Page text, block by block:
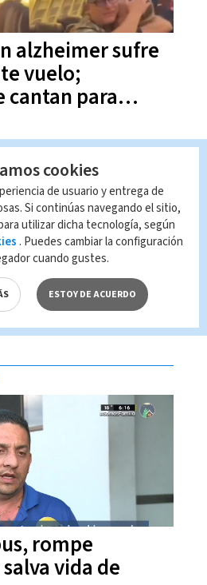
alzheimer sufre
vuelo;
cantan para
rompe
vida de
cookies
de usuario y entrega de
Si continúas navegando el sitio,
utilizar dicha tecnología, según
. Puedes cambiar la configuración
cuando gustes.
ESTOY DE ACUERDO